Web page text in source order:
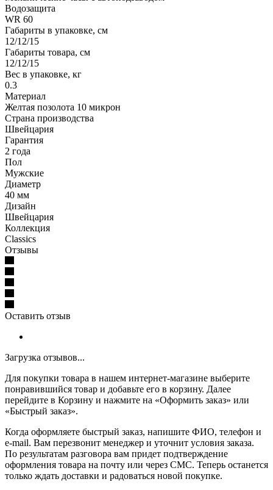
Водозащита
WR 60
Габариты в упаковке, см
12/12/15
Габариты товара, см
12/12/15
Вес в упаковке, кг
0.3
Материал
Желтая позолота 10 микрон
Страна производства
Швейцария
Гарантия
2 года
Пол
Мужские
Диаметр
40 мм
Дизайн
Швейцария
Коллекция
Classics
Отзывы
Оставить отзыв
Загрузка отзывов...
Для покупки товара в нашем интернет-магазине выберите
понравившийся товар и добавьте его в корзину. Далее
перейдите в Корзину и нажмите на «Оформить заказ» или
«Быстрый заказ».
Когда оформляете быстрый заказ, напишите ФИО, телефон и
e-mail. Вам перезвонит менеджер и уточнит условия заказа.
По результатам разговора вам придет подтверждение
оформления товара на почту или через СМС. Теперь останется
только ждать доставки и радоваться новой покупке.